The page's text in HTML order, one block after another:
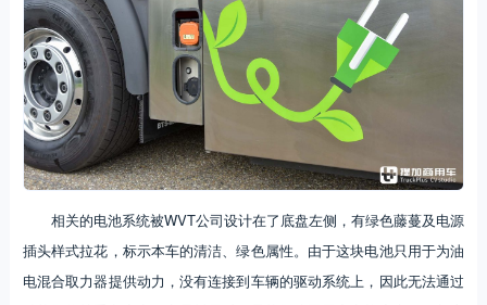
相关的电池系统被WVT公司设计在了底盘左侧，有绿色藤蔓及电源
插头样式拉花，标示本车的清洁、绿色属性。由于这块电池只用于为油
电混合取力器提供动力，没有连接到车辆的驱动系统上，因此无法通过